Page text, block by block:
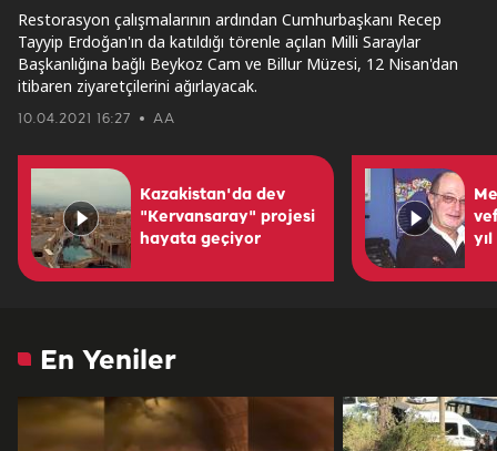
10.04.2021 16:27 AA
Restorasyon çalışmalarının ardından Cumhurbaşkanı Recep
Tayyip Erdoğan'ın da katıldığı törenle açılan Milli Saraylar
Başkanlığına bağlı Beykoz Cam ve Billur Müzesi, 12 Nisan'dan
itibaren ziyaretçilerini ağırlayacak.
Kazakistan'da dev
"Kervansaray" projesi
hayata geçiyor
En Yeniler